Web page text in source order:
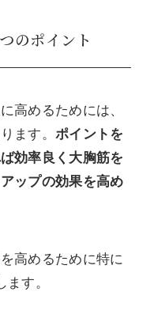
のポイント
高めるためには、
ます。ポイントを
効率良く大胸筋を
ップの効果を高め
高めるために特に
す。